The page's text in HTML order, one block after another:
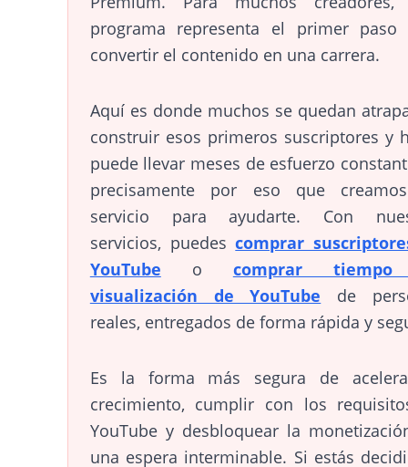
programa representa el primer paso
convertir el contenido en una carrera.
Aquí es donde muchos se quedan
construir esos primeros suscriptores y
puede llevar meses de esfuerzo
precisamente por eso que
servicio para ayudarte. Con
servicios, puedescomprar
YouTube o comprar
visualización de YouTube de
reales, entregados de forma rápida y
Es la forma más segura de
crecimiento, cumplir con los
YouTube y desbloquear la
una espera interminable. Si estás